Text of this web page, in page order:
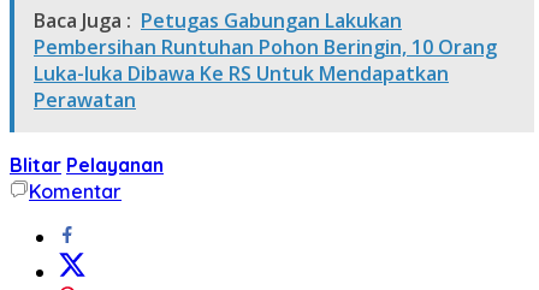
Baca Juga : Petugas Gabungan Lakukan
Pembersihan Runtuhan Pohon Beringin, 10 Orang
Luka-luka Dibawa Ke RS Untuk Mendapatkan
Perawatan
Blitar Pelayanan
Komentar